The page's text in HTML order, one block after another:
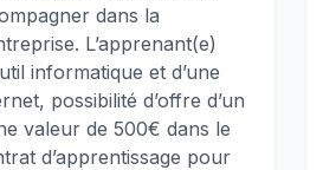
dans la
L’apprenant(e)
informatique et d’une
possibilité d’offre d’un
valeur de 500€ dans le
d’apprentissage pour